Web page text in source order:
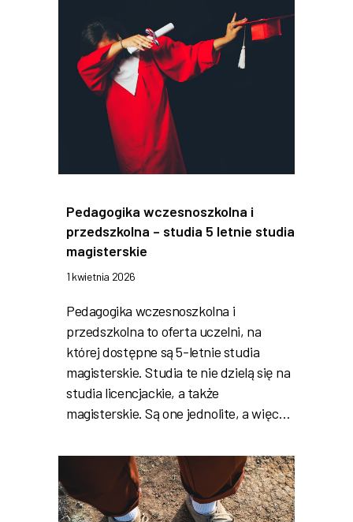
Pedagogika wczesnoszkolna i
przedszkolna – studia 5 letnie studia
magisterskie
1 kwietnia 2026
Pedagogika wczesnoszkolna i
przedszkolna to oferta uczelni, na
której dostępne są 5-letnie studia
magisterskie. Studia te nie dzielą się na
studia licencjackie, a także
magisterskie. Są one jednolite, a więc…